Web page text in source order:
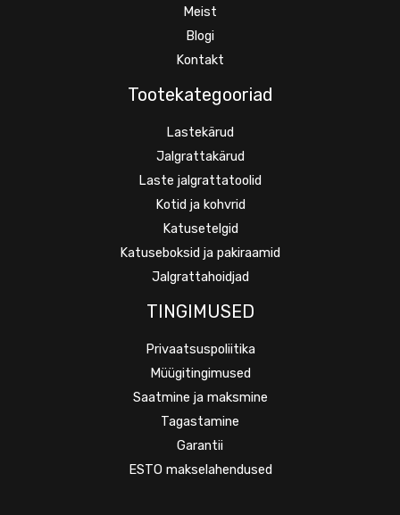
Meist
Blogi
Kontakt
Tootekategooriad
Lastekärud
Jalgrattakärud
Laste jalgrattatoolid
Kotid ja kohvrid
Katusetelgid
Katuseboksid ja pakiraamid
Jalgrattahoidjad
TINGIMUSED
Privaatsuspoliitika
Müügitingimused
Saatmine ja maksmine
Tagastamine
Garantii
ESTO makselahendused